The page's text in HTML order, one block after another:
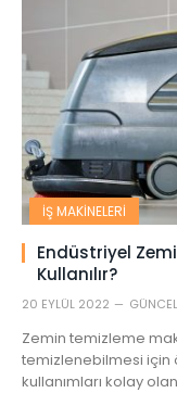
İŞ MAKINELERI
Endüstriyel
Kullanılır?
20 EYLÜL 2022
Zemin temizleme
temizlenebilmesi için
kullanımları kolay